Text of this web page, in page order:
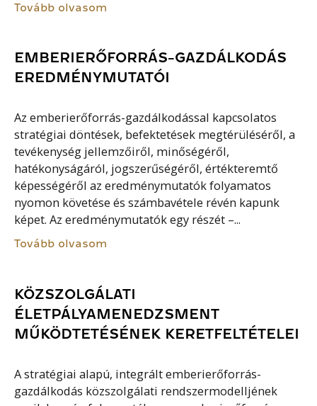
Tovább olvasom
EMBERIERŐFORRÁS-GAZDÁLKODÁS
EREDMÉNYMUTATÓI
Az emberierőforrás-gazdálkodással kapcsolatos
stratégiai döntések, befektetések megtérüléséről, a
tevékenység jellemzőiről, minőségéről,
hatékonyságáról, jogszerűségéről, értékteremtő
képességéről az eredménymutatók folyamatos
nyomon követése és számbavétele révén kapunk
képet. Az eredménymutatók egy részét –...
Tovább olvasom
KÖZSZOLGÁLATI
ÉLETPÁLYAMENEDZSMENT
MŰKÖDTETÉSÉNEK KERETFELTÉTELEI
A stratégiai alapú, integrált emberierőforrás-
gazdálkodás közszolgálati rendszermodelljének